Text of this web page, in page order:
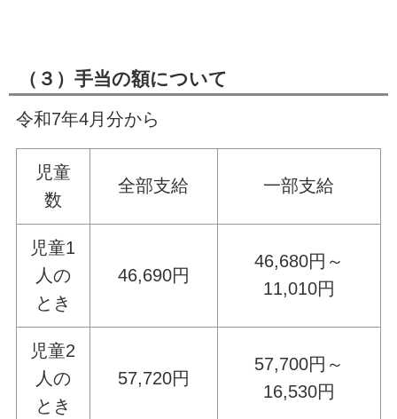
（３）手当の額について
令和7年4月分から
児童
数
全部支給 一部支給
児童1
人の
とき
46,690円
46,680円～
11,010円
児童2
人の
とき
57,720円
57,700円～
16,530円